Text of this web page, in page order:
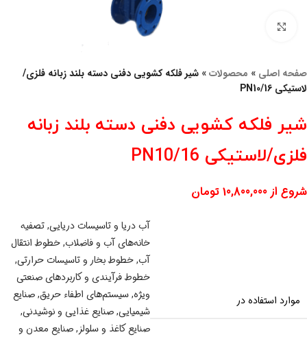
صفحه اصلی » محصولات» شیر فلکه کشویی دفنی دسته بلند زبانه فلزی/
لاستیکی 16/PN10
شیر فلکه کشویی دفنی دسته بلند زبانه
فلزی/لاستیکی 16/PN10
شروع از 10,800,000 تومان
موارد استفاده در
آب دریا و تاسیسات دریایی,تصفیه
خانه‌های آب و فاضلاب,خطوط انتقال
آب,خطوط بخار و تاسیسات حرارتی,
خطوط فرآیندی و کاربردهای صنعتی
ویژه,سیستم‌های اطفاء حریق,صنایع
شیمیایی,صنایع غذایی و نوشیدنی,
صنایع کاغذ و سلولز,صنایع معدن و